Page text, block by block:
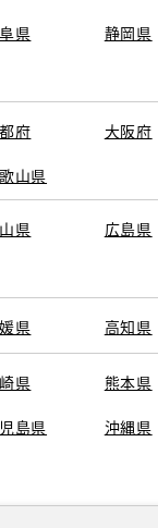
県 静岡県
府 大阪府
山県
県 広島県
県 高知県
県 熊本県
島県 沖縄県
間 10:00～
毎週月
※営業時間は
報・
AED